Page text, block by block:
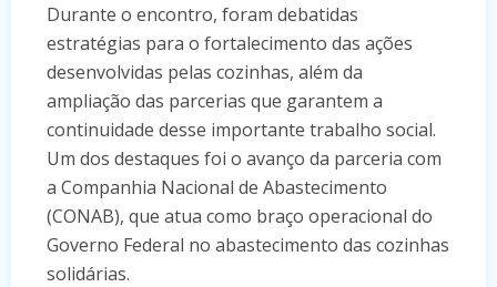
Durante o encontro, foram debatidas
estratégias para o fortalecimento das ações
desenvolvidas pelas cozinhas, além da
ampliação das parcerias que garantem a
continuidade desse importante trabalho social.
Um dos destaques foi o avanço da parceria com
a Companhia Nacional de Abastecimento
(CONAB), que atua como braço operacional do
Governo Federal no abastecimento das cozinhas
solidárias.